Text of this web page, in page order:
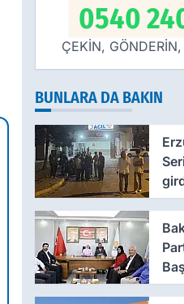
0540
ÇEKİN,
BUNLARA DA BAKIN
etti